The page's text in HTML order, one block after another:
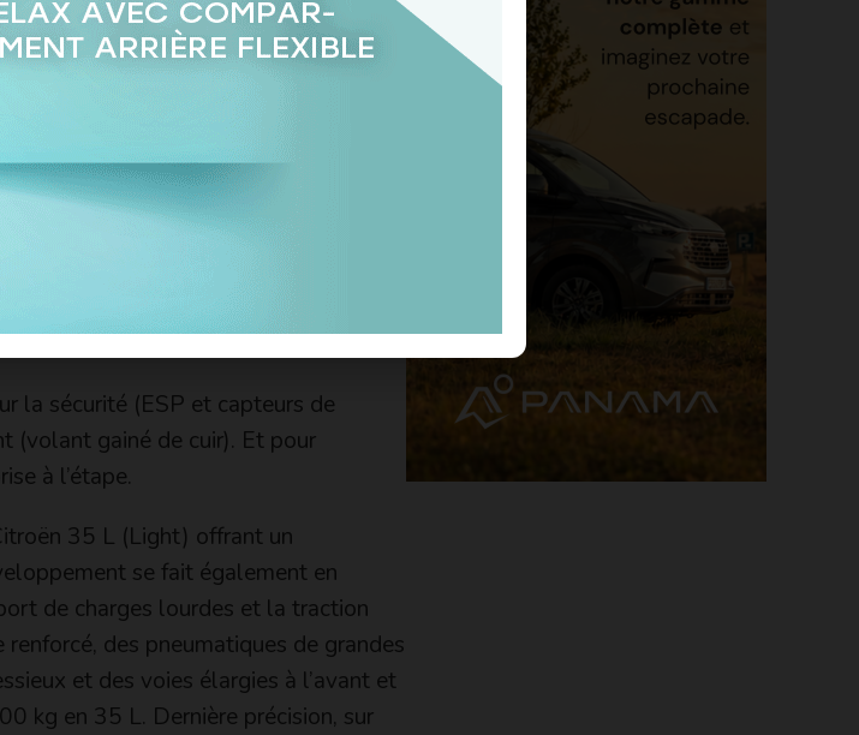
la puissance et la souplesse
d’un turbocompresseur, ce diesel à
(350 Nm) dès les bas régimes. Le
les tours pour relancer la
autour de 9 l/100 km. Le regret,
la sécurité (ESP et capteurs de
(volant gainé de cuir). Et pour
à l’étape.
35 L (Light) offrant un
se fait également en
de charges lourdes et la traction
des pneumatiques de grandes
et des voies élargies à l’avant et
kg en 35 L. Dernière précision, sur